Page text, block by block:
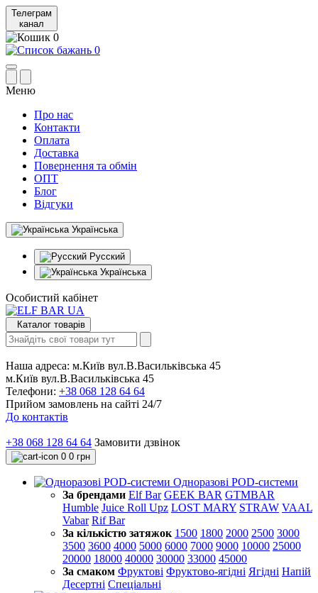
Телеграм
канал
0
0
Меню
Про нас
Контакти
Оплата
Доставка
Повернення та обмін
ОПТ
Блог
Відгуки
Українська
Русский
Українська
Особистий кабінет
Каталог товарів
Наша адреса: м.Київ вул.В.Васильківська 45
м.Київ вул.В.Васильківська 45
Телефони: +38 068 128 64 64
Прийом замовлень на сайті 24/7
До контактів
+38 068 128 64 64 Замовити дзвінок
0 0 грн
Одноразові POD-системи
За брендами Elf Bar GEEK BAR GTMBAR
Humble Juice Roll Upz LOST MARY STRAW VAAL
Vabar Rif Bar
За кількістю затяжок 1500 1800 2000 2500 3000
3500 3600 4000 5000 6000 7000 9000 10000 25000
20000 18000 40000 30000 33000 45000
За смаком Фруктові Фруктово-ягідні Ягідні Напій
Десертні Спеціальні